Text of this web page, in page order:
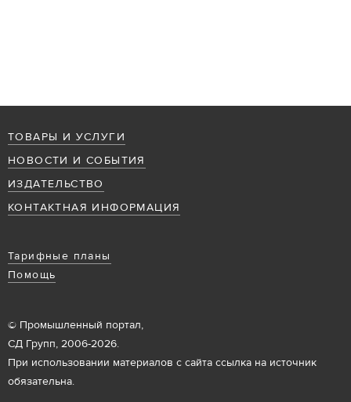
ТОВАРЫ И УСЛУГИ
НОВОСТИ И СОБЫТИЯ
ИЗДАТЕЛЬСТВО
КОНТАКТНАЯ ИНФОРМАЦИЯ
Тарифные планы
Помощь
© Промышленный портал,
СД Групп, 2006-2026.
При использовании материалов с сайта ссылка на источник
обязательна.